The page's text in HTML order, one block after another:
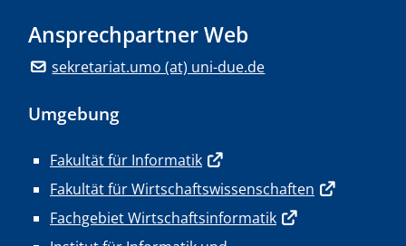
Ansprechpartner Web
sekretariat.umo (at) uni-due.de
Umgebung
Fakultät für Informatik
Fakultät für Wirtschaftswissenschaften
Fachgebiet Wirtschaftsinformatik